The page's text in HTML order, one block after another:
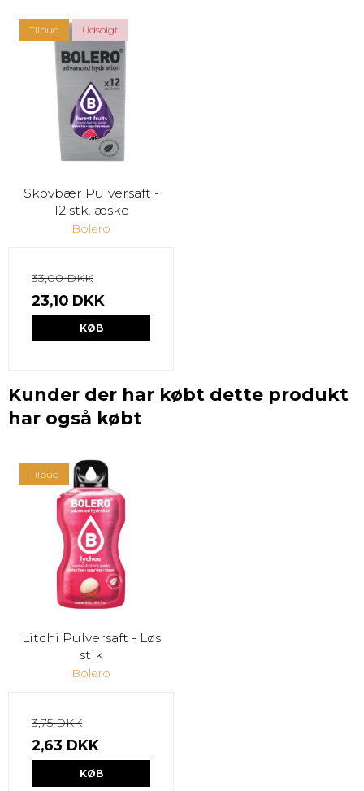
Tilbud Udsolgt
Skovbær Pulversaft -
12 stk. æske
Bolero
33,00 DKK
23,10 DKK
KØB
Kunder der har købt dette produkt
har også købt
Tilbud
Litchi Pulversaft - Løs
stik
Bolero
3,75 DKK
2,63 DKK
KØB